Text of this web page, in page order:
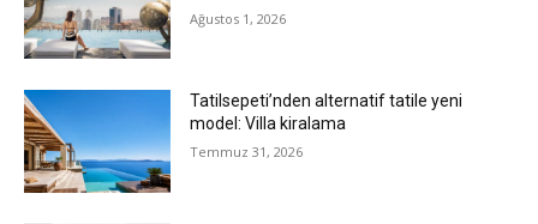
Ağustos 1, 2026
Tatilsepeti’nden alternatif tatile yeni
model: Villa kiralama
Temmuz 31, 2026